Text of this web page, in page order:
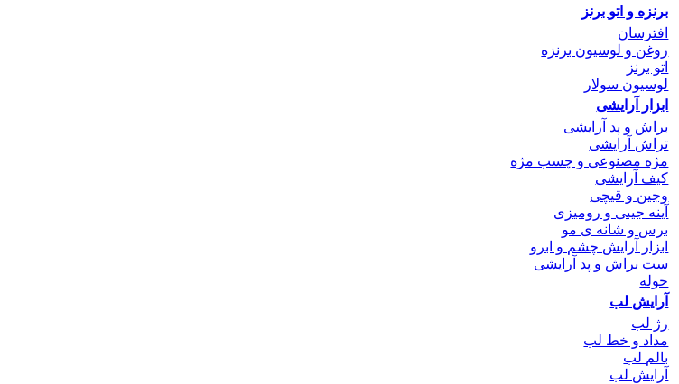
برنزه و اتو برنز
افترسان
روغن و لوسیون برنزه
اتو برنز
لوسیون سولار
ابزار آرایشی
براش و پد آرایشی
تراش آرایشی
مژه مصنوعی و چسب مژه
کیف آرایشی
وجین و قیچی
آینه جیبی و رومیزی
برس و شانه ی مو
ابزار آرایش چشم و ابرو
ست براش و پد آرایشی
حوله
آرایش لب
رژ لب
مداد و خط لب
بالم لب
آرایش لب